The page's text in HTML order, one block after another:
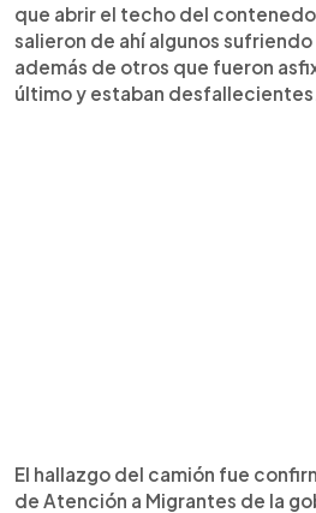
que abrir el techo del
salieron de ahí algunos
además de otros que fueron
último y estaban
El hallazgo del camión fue
de Atención a Migrantes de la